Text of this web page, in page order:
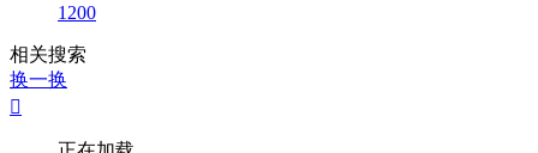
1200
相关搜索
换一换
